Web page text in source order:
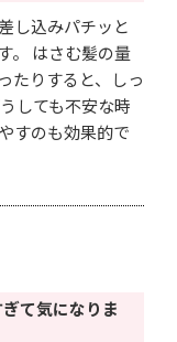
し込みパチッと
はさむ髪の量
たりすると、しっ
しても不安な時
すのも効果的で
て気になりま